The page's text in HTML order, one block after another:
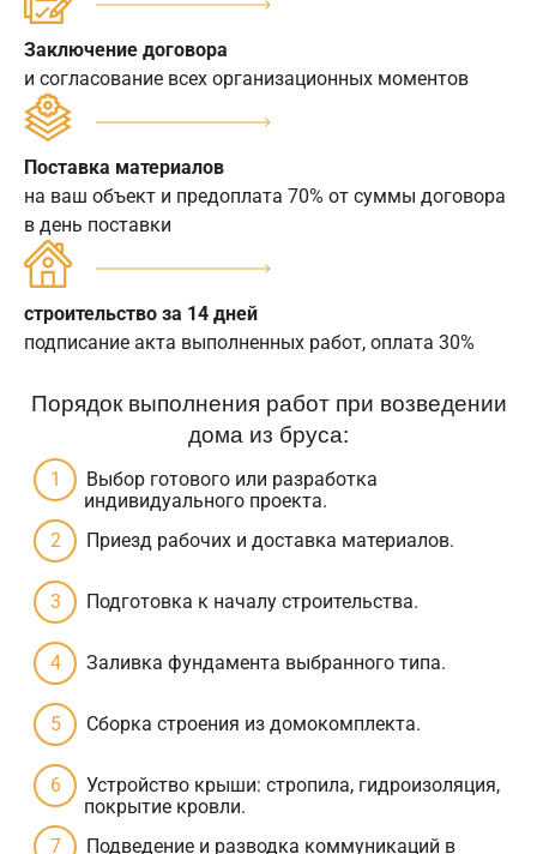
Заключение договора
и согласование всех организационных моментов
Поставка материалов
на ваш объект и предоплата 70% от суммы договора
в день поставки
строительство за 14 дней
подписание акта выполненных работ, оплата 30%
Порядок выполнения работ при возведении
дома из бруса:
Выбор готового или разработка
индивидуального проекта.
Приезд рабочих и доставка материалов.
Подготовка к началу строительства.
Заливка фундамента выбранного типа.
Сборка строения из домокомплекта.
Устройство крыши: стропила, гидроизоляция,
покрытие кровли.
Подведение и разводка коммуникаций в